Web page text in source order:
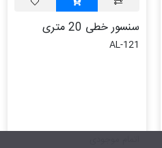
سنسور خطی 20 متری
AL-121